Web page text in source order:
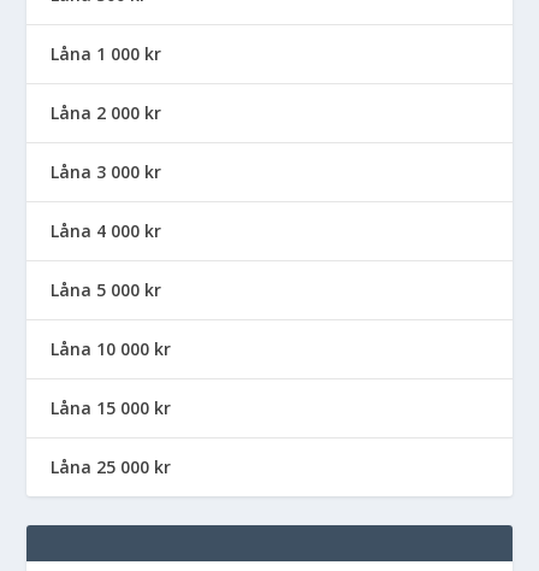
Låna 1 000 kr
Låna 2 000 kr
Låna 3 000 kr
Låna 4 000 kr
Låna 5 000 kr
Låna 10 000 kr
Låna 15 000 kr
Låna 25 000 kr